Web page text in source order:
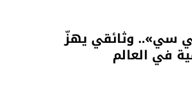
سي».. وثائقي يهزّ
في العالم